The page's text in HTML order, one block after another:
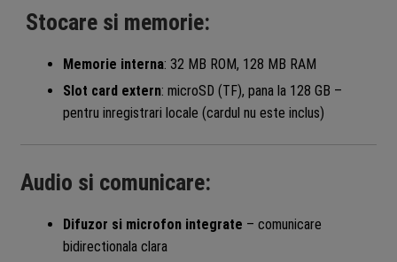
Stocare si memorie:
Memorie interna: 32 MB ROM, 128 MB RAM
Slot card extern: microSD (TF), pana la 128 GB –
pentru inregistrari locale (cardul nu este inclus)
Audio si comunicare:
Difuzor si microfon integrate – comunicare
bidirectionala clara